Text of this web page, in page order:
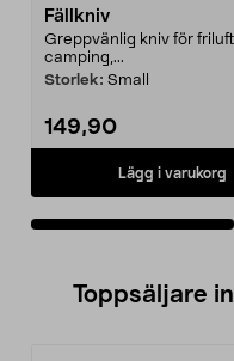
Fällkniv
Greppvänlig kniv för
camping,...
Storlek: Small
149,90
Lägg i varukorg
Toppsäljare